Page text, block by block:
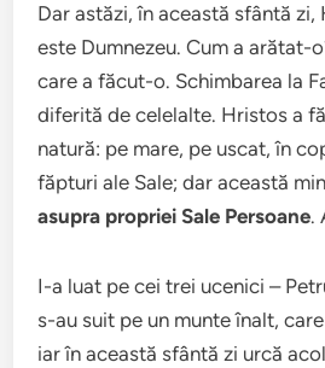
Dar astăzi, în această sfântă
este Dumnezeu. Cum a arătat-
care a făcut-o. Schimbarea la
diferită de celelalte. Hristos a
natură: pe mare, pe uscat, în
făpturi ale Sale; dar această
asupra propriei Sale Persoane.
I-a luat pe cei trei ucenici –
s-au suit pe un munte înalt,
iar în această sfântă zi urcă